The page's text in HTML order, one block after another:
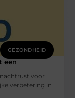
GEZONDHEID
een
voor
verbetering in